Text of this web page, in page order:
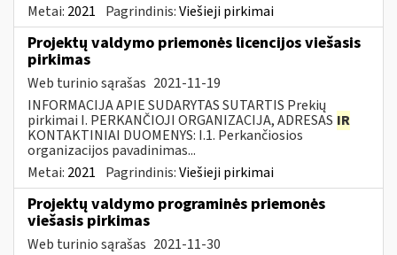
Metai: 2021 Pagrindinis:Viešieji pirkimai
Projektų valdymo priemonės licencijos viešasis
pirkimas
Web turinio sąrašas 2021-11-19
INFORMACIJA APIE SUDARYTAS SUTARTIS Prekių
pirkimai I. PERKANČIOJI ORGANIZACIJA, ADRESAS IR
KONTAKTINIAI DUOMENYS: I.1. Perkančiosios
organizacijos pavadinimas...
Metai: 2021 Pagrindinis:Viešieji pirkimai
Projektų valdymo programinės priemonės
viešasis pirkimas
Web turinio sąrašas 2021-11-30